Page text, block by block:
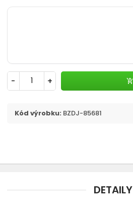
- + add_shopping_cart
Kód výrobku: BZDJ-85681
DETAILY